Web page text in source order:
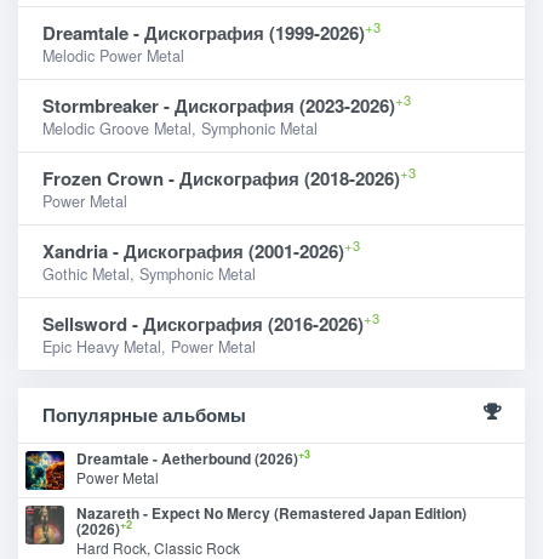
Dreamtale - Дискография (1999-2026)+3
Melodic Power Metal
Stormbreaker - Дискография (2023-2026)+3
Melodic Groove Metal, Symphonic Metal
Frozen Crown - Дискография (2018-2026)+3
Power Metal
Xandria - Дискография (2001-2026)+3
Gothic Metal, Symphonic Metal
Sellsword - Дискография (2016-2026)+3
Epic Heavy Metal, Power Metal
Популярные альбомы
Dreamtale - Aetherbound (2026)+3
Power Metal
Nazareth - Expect No Mercy (Remastered Japan Edition)
(2026)+2
Hard Rock, Classic Rock